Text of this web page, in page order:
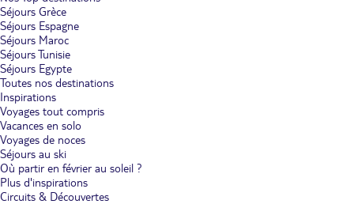
Séjours Grèce
Séjours Espagne
Séjours Maroc
Séjours Tunisie
Séjours Egypte
Toutes nos destinations
Inspirations
Voyages tout compris
Vacances en solo
Voyages de noces
Séjours au ski
Où partir en février au soleil ?
Plus d'inspirations
Circuits & Découvertes